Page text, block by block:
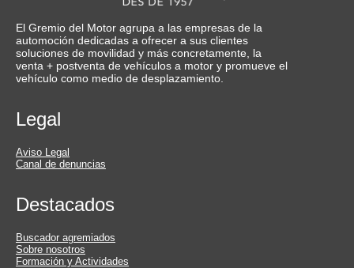
El Gremio del Motor agrupa a las empresas de la
automoción dedicadas a ofrecer a sus clientes
soluciones de movilidad y más concretamente, la
venta + postventa de vehículos a motor y promueve el
vehículo como medio de desplazamiento.
Legal
Aviso Legal
Canal de denuncias
Destacados
Buscador agremiados
Sobre nosotros
Formación y Actividades